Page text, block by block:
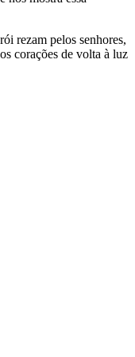
rezam pelos senhores,
corações de volta à luz